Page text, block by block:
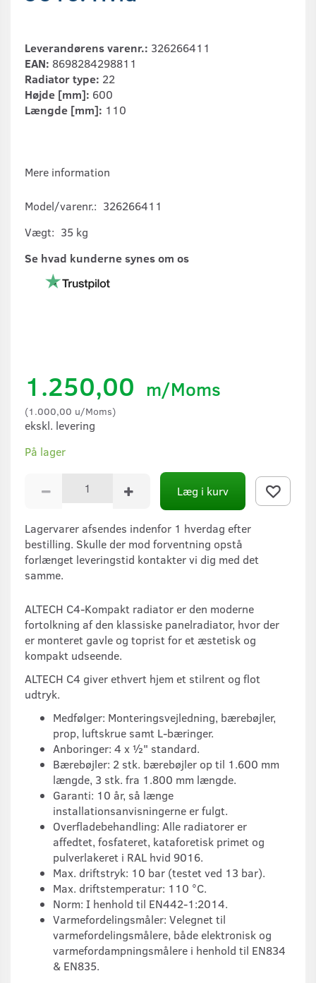
Leverandørens varenr.: 326266411
EAN: 8698284298811
Radiator type: 22
Højde [mm]: 600
Længde [mm]: 110
Mere information
Model/varenr.: 326266411
Vægt: 35 kg
Se hvad kunderne synes om os
1.250,00 m/Moms
(1.000,00 u/Moms)
ekskl. levering
På lager
Læg i kurv
Lagervarer afsendes indenfor 1 hverdag efter
bestilling. Skulle der mod forventning opstå
forlænget leveringstid kontakter vi dig med det
samme.
ALTECH C4-Kompakt radiator er den moderne
fortolkning af den klassiske panelradiator, hvor der
er monteret gavle og toprist for et æstetisk og
kompakt udseende.
ALTECH C4 giver ethvert hjem et stilrent og flot
udtryk.
Medfølger: Monteringsvejledning, bærebøjler,
prop, luftskrue samt L-bæringer.
Anboringer: 4 x ½" standard.
Bærebøjler: 2 stk. bærebøjler op til 1.600 mm
længde, 3 stk. fra 1.800 mm længde.
Garanti: 10 år, så længe
installationsanvisningerne er fulgt.
Overfladebehandling: Alle radiatorer er
affedtet, fosfateret, kataforetisk primet og
pulverlakeret i RAL hvid 9016.
Max. driftstryk: 10 bar (testet ved 13 bar).
Max. driftstemperatur: 110 °C.
Norm: I henhold til EN442-1:2014.
Varmefordelingsmåler: Velegnet til
varmefordelingsmålere, både elektronisk og
varmefordampningsmålere i henhold til EN834
& EN835.